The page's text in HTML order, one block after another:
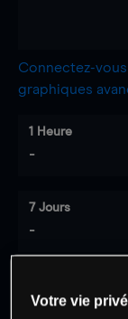
Connectez-
graphiques
1 Heure
-
7 Jours
-
0% des
Votre vie